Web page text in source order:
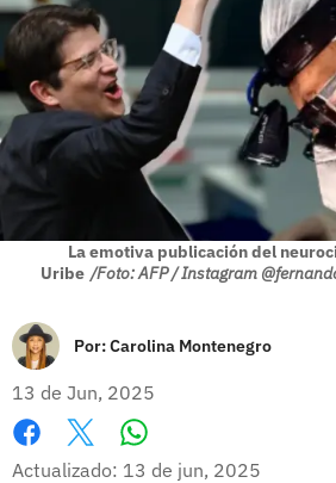
La emotiva publicación del
Uribe /Foto: AFP / Instagram
Por:Carolina Montenegro
13 de Jun, 2025
Facebook
X
Actualizado: 13 de jun, 2025